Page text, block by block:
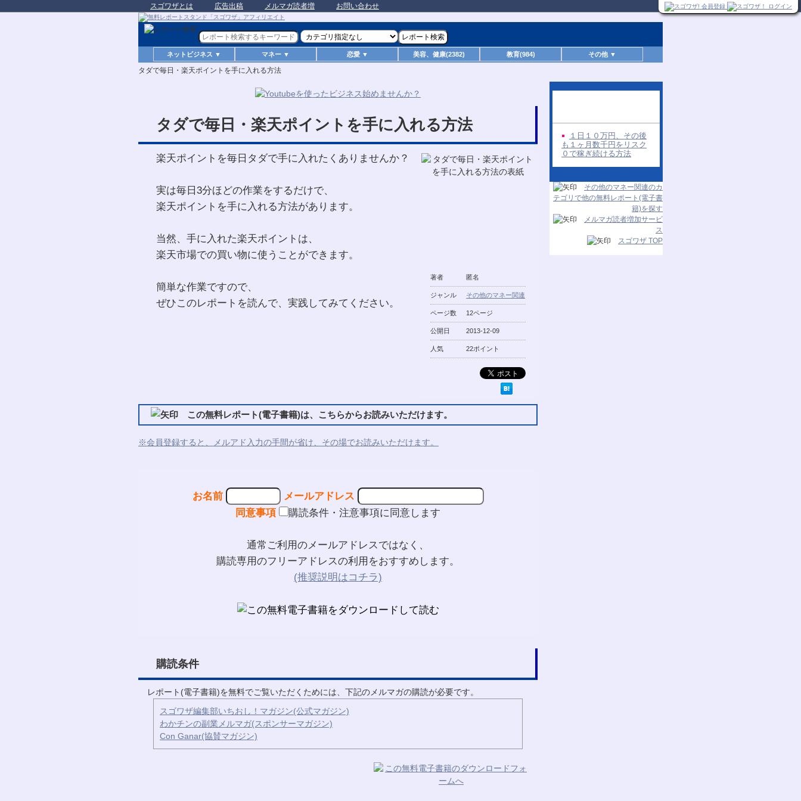
スゴワザとは 広告出稿 メルマガ読者増 お問い合わせ
ネットビジネス ▼ マネー ▼ 恋愛 ▼ 美容、健康(2382) 教育(984) その他 ▼
タダで毎日・楽天ポイントを手に入れる方法
タダで毎日・楽天ポイントを手に入れる方法
著者 匿名
ジャンル その他のマネー関連
ページ数 12ページ
公開日 2013-12-09
人気 22ポイント
楽天ポイントを毎日タダで手に入れたくありませんか？
実は毎日3分ほどの作業をするだけで、
楽天ポイントを手に入れる方法があります。
当然、手に入れた楽天ポイントは、
楽天市場での買い物に使うことができます。
簡単な作業ですので、
ぜひこのレポートを読んで、実践してみてください。
この無料レポート(電子書籍)は、こちらからお読みいただけます。
※会員登録すると、メルアド入力の手間が省け、その場でお読みいただけます。
お名前
メールアドレス
同意事項
購読条件・注意事項に同意します
通常ご利用のメールアドレスではなく、
購読専用のフリーアドレスの利用をおすすめします。
(推奨説明はコチラ)
購読条件
レポート(電子書籍)を無料でご覧いただくためには、下記のメルマガの購読が必要です。
スゴワザ編集部いちおし！マガジン(公式マガジン)
わかチンの副業メルマガ(スポンサーマガジン)
Con Ganar(協賛マガジン)
１日１０万円、その後
も１ヶ月数千円をリスク
０で稼ぎ続ける方法
その他のマネー関連のカ
テゴリで他の無料レポート(電子書
籍)を探す
メルマガ読者増加サービ
ス
スゴワザ TOP